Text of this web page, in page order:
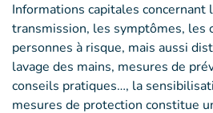
Informations capitales concernant
transmission, les symptômes, les
personnes à risque, mais aussi
lavage des mains, mesures de
conseils pratiques…, la
mesures de protection constitue